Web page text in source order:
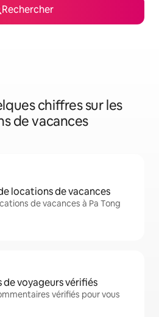
Rechercher
chiffres sur les
de vacances
locations de vacances
de vacances à Pa Tong
voyageurs vérifiés
vérifiés pour vous